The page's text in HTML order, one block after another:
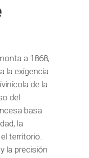
a 1868,
la exigencia
de la
del
basa
la
territorio.
la precisión